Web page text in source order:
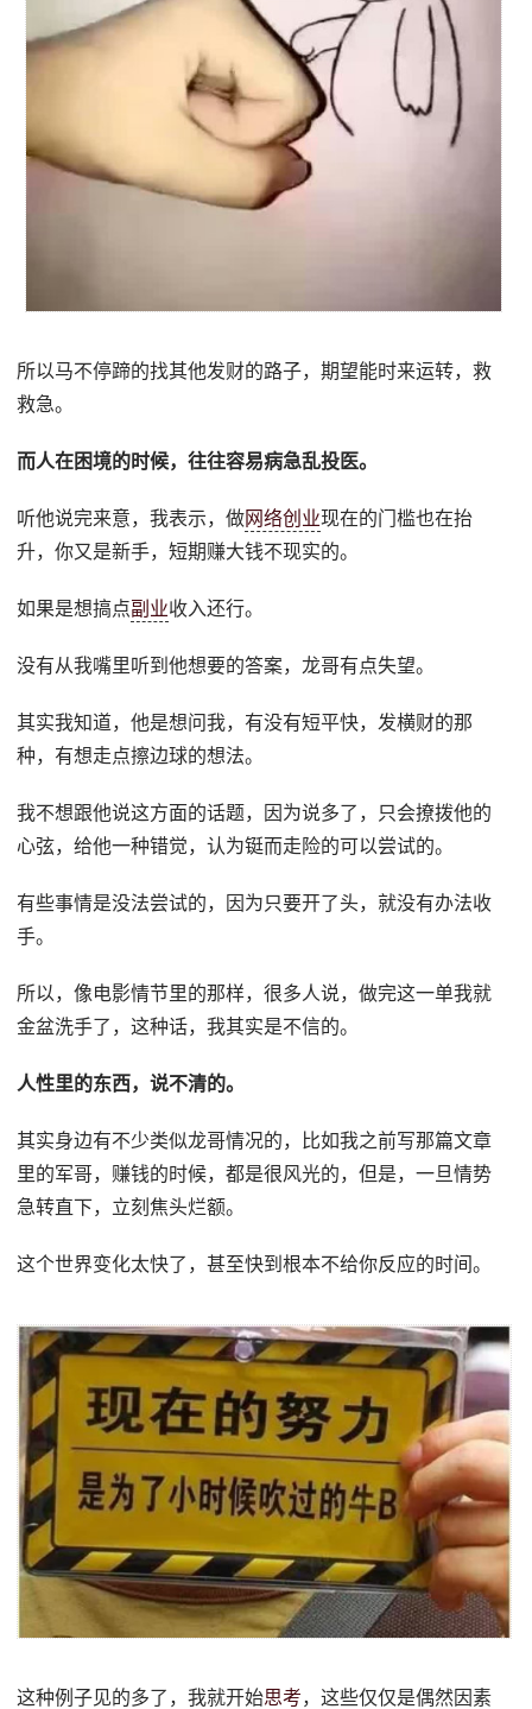
所以马不停蹄的找其他发财的路子，期望能时来运转，救
救急。
而人在困境的时候，往往容易病急乱投医。
听他说完来意，我表示，做网络创业现在的门槛也在抬
升，你又是新手，短期赚大钱不现实的。
如果是想搞点副业收入还行。
没有从我嘴里听到他想要的答案，龙哥有点失望。
其实我知道，他是想问我，有没有短平快，发横财的那
种，有想走点擦边球的想法。
我不想跟他说这方面的话题，因为说多了，只会撩拨他的
心弦，给他一种错觉，认为铤而走险的可以尝试的。
有些事情是没法尝试的，因为只要开了头，就没有办法收
手。
所以，像电影情节里的那样，很多人说，做完这一单我就
金盆洗手了，这种话，我其实是不信的。
人性里的东西，说不清的。
其实身边有不少类似龙哥情况的，比如我之前写那篇文章
里的军哥，赚钱的时候，都是很风光的，但是，一旦情势
急转直下，立刻焦头烂额。
这个世界变化太快了，甚至快到根本不给你反应的时间。
这种例子见的多了，我就开始思考，这些仅仅是偶然因素